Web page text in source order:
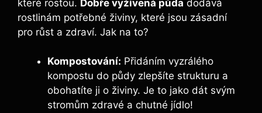
⁣které⁢ rostou. Dobře vyživená půda dodává
rostlinám potřebné živiny, které jsou zásadní
pro ⁤růst a zdraví. Jak na to?
Kompostování: ⁣Přidáním vyzrálého
kompostu do ⁤půdy‍ zlepšíte strukturu ​a
obohatíte ji o živiny.‍ Je to jako dát svým⁣
stromům zdravé a chutné jídlo!